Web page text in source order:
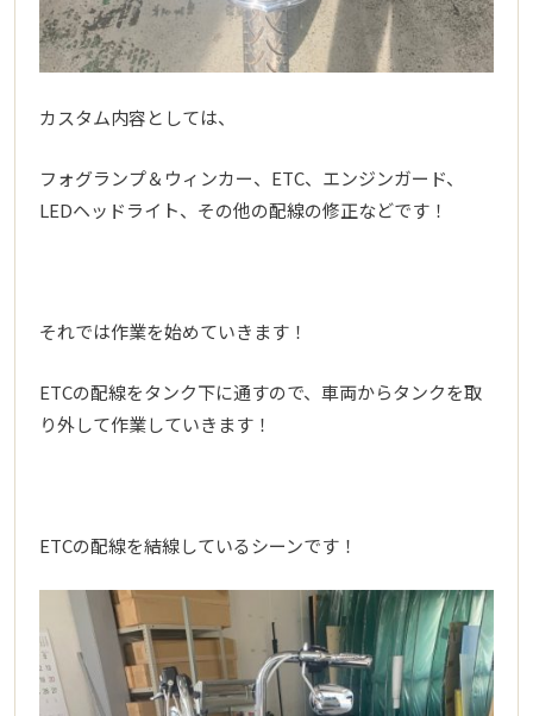
カスタム内容としては、
フォグランプ＆ウィンカー、ETC、エンジンガード、
LEDヘッドライト、その他の配線の修正などです！
それでは作業を始めていきます！
ETCの配線をタンク下に通すので、車両からタンクを取
り外して作業していきます！
ETCの配線を結線しているシーンです！